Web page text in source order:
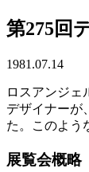
第275回
1981.07.14
ロスアンジェ
デザイナーが
た。このよう
展覧会概略